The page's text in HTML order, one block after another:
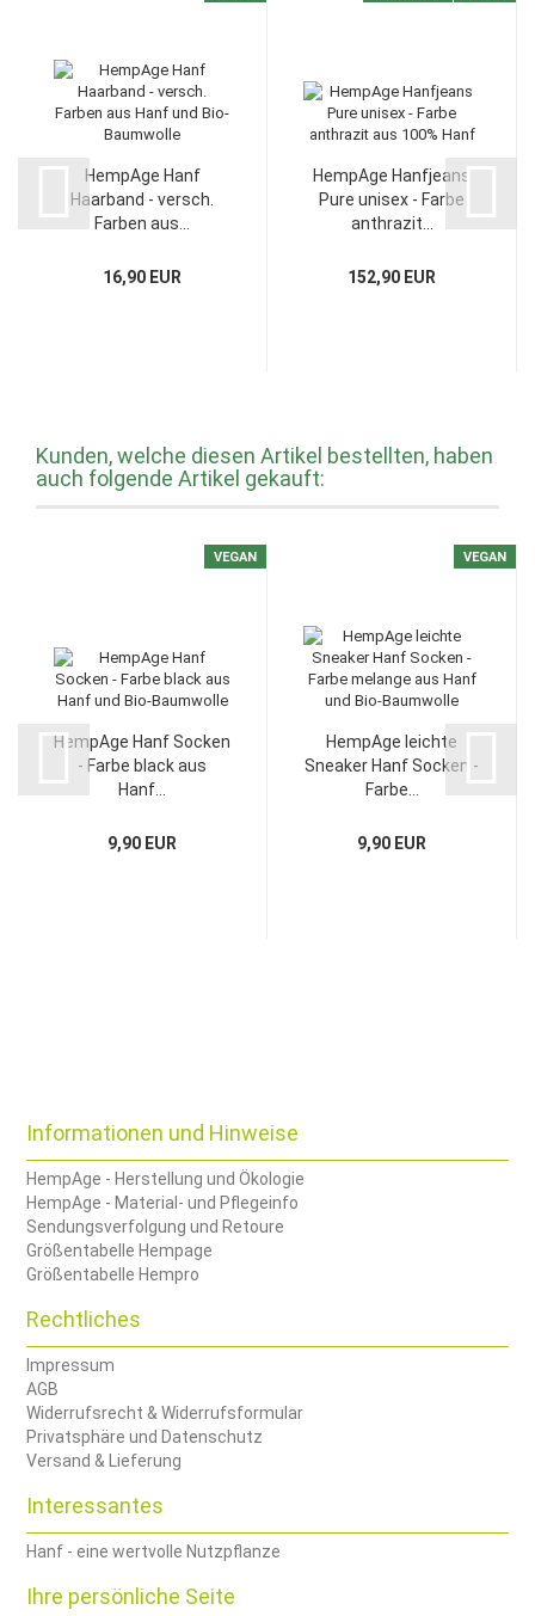
HempAge Hanf
Haarband - versch.
Farben aus...
16,90 EUR
HempAge Hanfjeans
Pure unisex - Farbe
anthrazit...
152,90 EUR
Kunden, welche diesen Artikel bestellten, haben
auch folgende Artikel gekauft:
VEGAN
HempAge Hanf Socken
- Farbe black aus
Hanf...
9,90 EUR
VEGAN
HempAge leichte
Sneaker Hanf Socken -
Farbe...
9,90 EUR
Informationen und Hinweise
HempAge - Herstellung und Ökologie
HempAge - Material- und Pflegeinfo
Sendungsverfolgung und Retoure
Größentabelle Hempage
Größentabelle Hempro
Rechtliches
Impressum
AGB
Widerrufsrecht & Widerrufsformular
Privatsphäre und Datenschutz
Versand & Lieferung
Interessantes
Hanf - eine wertvolle Nutzpflanze
Ihre persönliche Seite